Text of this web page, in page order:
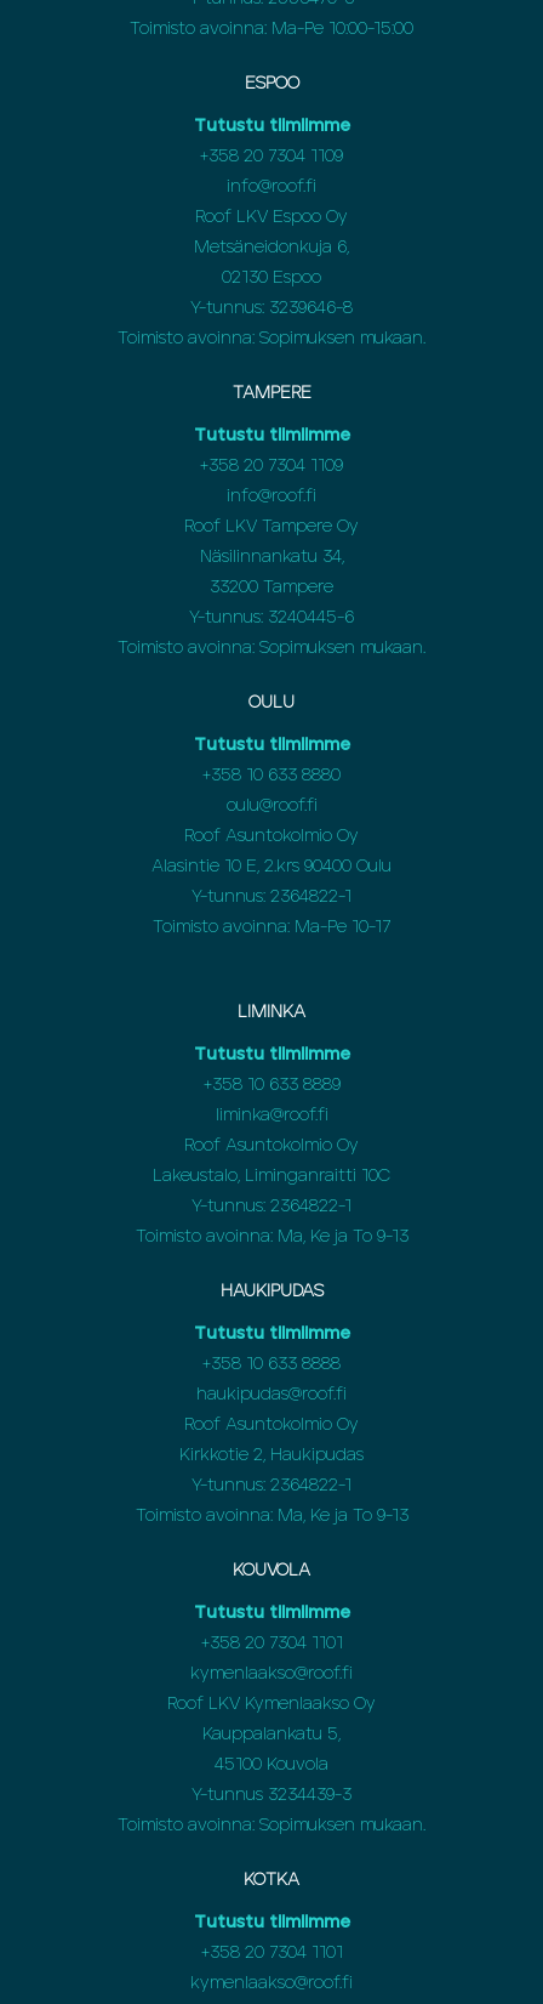
Toimisto avoinna: Ma-Pe 10:00-15:00
ESPOO
Tutustu tiimiimme
+358 20 7304 1109
info@roof.fi
Roof LKV Espoo Oy
Metsäneidonkuja 6,
02130 Espoo
Y-tunnus: 3239646-8
Toimisto avoinna: Sopimuksen mukaan.
TAMPERE
Tutustu tiimiimme
+358 20 7304 1109
info@roof.fi
Roof LKV Tampere Oy
Näsilinnankatu 34,
33200 Tampere
Y-tunnus: 3240445-6
Toimisto avoinna: Sopimuksen mukaan.
OULU
Tutustu tiimiimme
+358 10 633 8880
oulu@roof.fi
Roof Asuntokolmio Oy
Alasintie 10 E, 2.krs 90400 Oulu
Y-tunnus: 2364822-1
Toimisto avoinna: Ma-Pe 10-17
LIMINKA
Tutustu tiimiimme
+35810 633 8889
liminka@roof.fi
Roof Asuntokolmio Oy
Lakeustalo, Liminganraitti 10C
Y-tunnus: 2364822-1
Toimisto avoinna: Ma, Ke ja To 9-13
HAUKIPUDAS
Tutustu tiimiimme
+358 10 633 8888
haukipudas@roof.fi
Roof Asuntokolmio Oy
Kirkkotie 2, Haukipudas
Y-tunnus: 2364822-1
Toimisto avoinna: Ma, Ke ja To 9-13
KOUVOLA
Tutustu tiimiimme
+358 20 7304 1101
kymenlaakso@roof.fi
Roof LKV Kymenlaakso Oy
Kauppalankatu 5,
45100 Kouvola
Y-tunnus 3234439-3
Toimisto avoinna: Sopimuksen mukaan.
KOTKA
Tutustu tiimiimme
+358 20 7304 1101
kymenlaakso@roof.fi